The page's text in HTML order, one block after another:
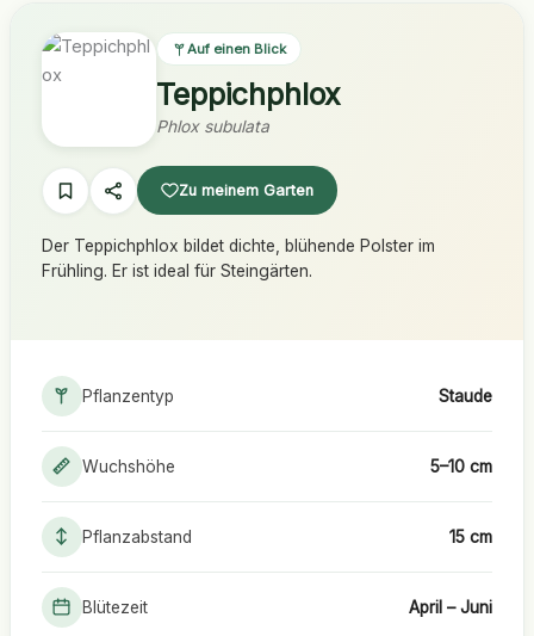
Auf einen Blick
Teppichphlox
Phlox subulata
Zu meinem Garten
Der Teppichphlox bildet dichte, blühende Polster im
Frühling. Er ist ideal für Steingärten.
Pflanzentyp Staude
Wuchshöhe 5–10 cm
Pflanzabstand 15 cm
Blütezeit April – Juni